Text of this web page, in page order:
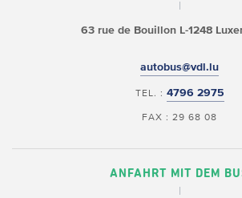
63 rue de BouillonL-1248
autobus@vdl.lu
TEL. : 4796 2975
FAX : 29 68 08
ANFAHRT MIT DEM